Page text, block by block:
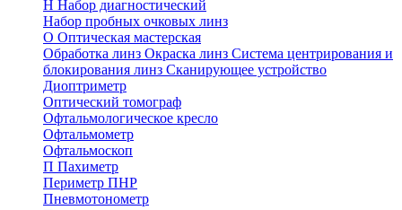
Н Набор диагностический
Набор пробных очковых линз
О Оптическая мастерская
Обработка линз Окраска линз Система центрирования и
блокирования линз Сканирующее устройство
Диоптриметр
Оптический томограф
Офтальмологическое кресло
Офтальмометр
Офтальмоскоп
П Пахиметр
Периметр ПНР
Пневмотонометр